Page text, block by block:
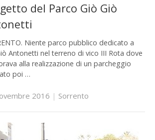
del Parco Giò Giò
Niente parco pubblico dedicato a
Antonetti nel terreno di vico III Rota dove
alla realizzazione di un parcheggio
poi …
2016 | Sorrento